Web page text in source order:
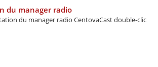
du manager radio
du manager radio CentovaCast double-clic